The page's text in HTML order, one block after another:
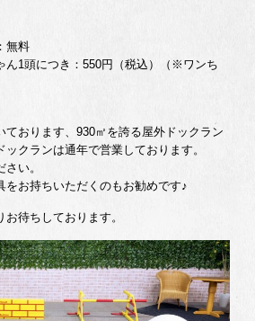
無料
1頭につき：550円（税込）（※ワンち
ております、930㎡を誇る屋外ドックラン
クランは通年で営業しております。
い。
をお持ちいただくのもお勧めです♪
待ちしております。